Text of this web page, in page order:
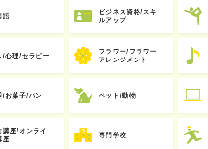
語
ビジネス資格/スキ
ルアップ
/心理/セラピー
フラワー/フラワー
アレンジメント
/お菓子/パン ペット/動物
講座/オンライ
座
専門学校